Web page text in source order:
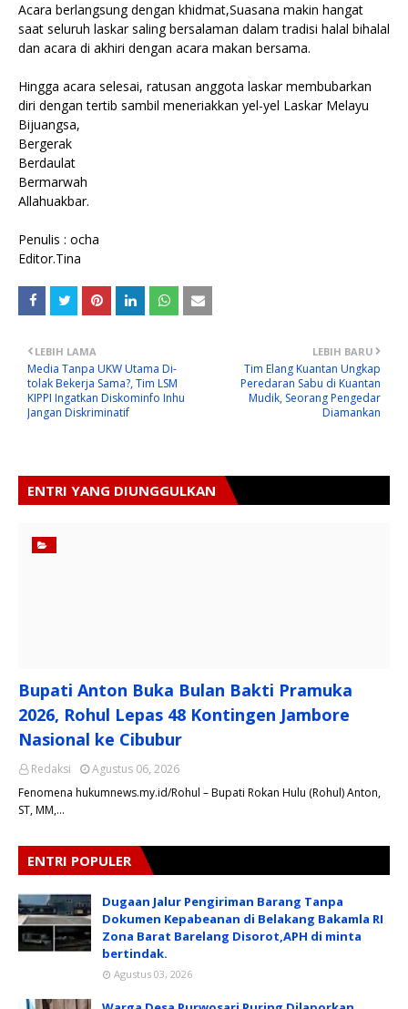
Acara berlangsung dengan khidmat,Suasana makin hangat
saat seluruh laskar saling bersalaman dalam tradisi halal bihalal
dan acara di akhiri dengan acara makan bersama.
Hingga acara selesai, ratusan anggota laskar membubarkan
diri dengan tertib sambil meneriakkan yel-yel Laskar Melayu
Bijuangsa,
Bergerak
Berdaulat
Bermarwah
Allahuakbar.
Penulis : ocha
Editor.Tina
LEBIH BARU
Tim Elang Kuantan Ungkap
Peredaran Sabu di Kuantan
Mudik, Seorang Pengedar
Diamankan
LEBIH LAMA
Media Tanpa UKW Utama Di-
tolak Bekerja Sama?, Tim LSM
KIPPI Ingatkan Diskominfo Inhu
Jangan Diskriminatif
ENTRI YANG DIUNGGULKAN
Bupati Anton Buka Bulan Bakti Pramuka
2026, Rohul Lepas 48 Kontingen Jambore
Nasional ke Cibubur
Redaksi
Agustus 06, 2026
​Fenomena hukumnews.my.id/Rohul – Bupati Rokan Hulu (Rohul) Anton,
ST, MM,…
ENTRI POPULER
Dugaan Jalur Pengiriman Barang Tanpa
Dokumen Kepabeanan di Belakang Bakamla RI
Zona Barat Barelang Disorot,APH di minta
bertindak.
Agustus 03, 2026